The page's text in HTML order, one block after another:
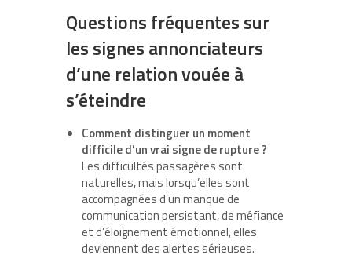
Questions fréquentes sur
les signes annonciateurs
d’une relation vouée à
s’éteindre
Comment distinguer un moment
difficile d’un vrai signe de rupture ?
Les difficultés passagères sont
naturelles, mais lorsqu’elles sont
accompagnées d’un manque de
communication persistant, de méfiance
et d’éloignement émotionnel, elles
deviennent des alertes sérieuses.